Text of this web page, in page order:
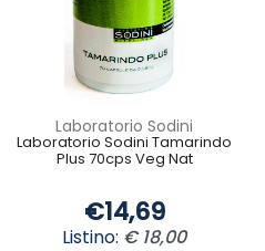
Laboratorio Sodini
Laboratorio Sodini Tamarindo
Plus 70cps Veg Nat
€14,69
Listino: € 18,00